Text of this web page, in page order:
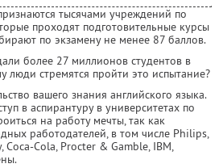
тысячами учреждений по
проходят подготовительные курсы
по экзамену не менее 87 баллов.
более 27 миллионов студентов в
люди стремятся пройти это испытание?
вашего знания английского языка.
в аспирантуру в университетах по
на работу мечты, так как
работодателей, в том числе Philips,
Cola, Procter & Gamble, IBM,